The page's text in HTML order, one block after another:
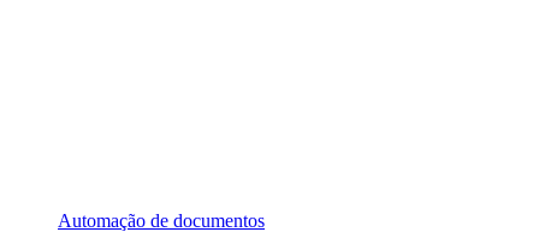
Automação de documentos